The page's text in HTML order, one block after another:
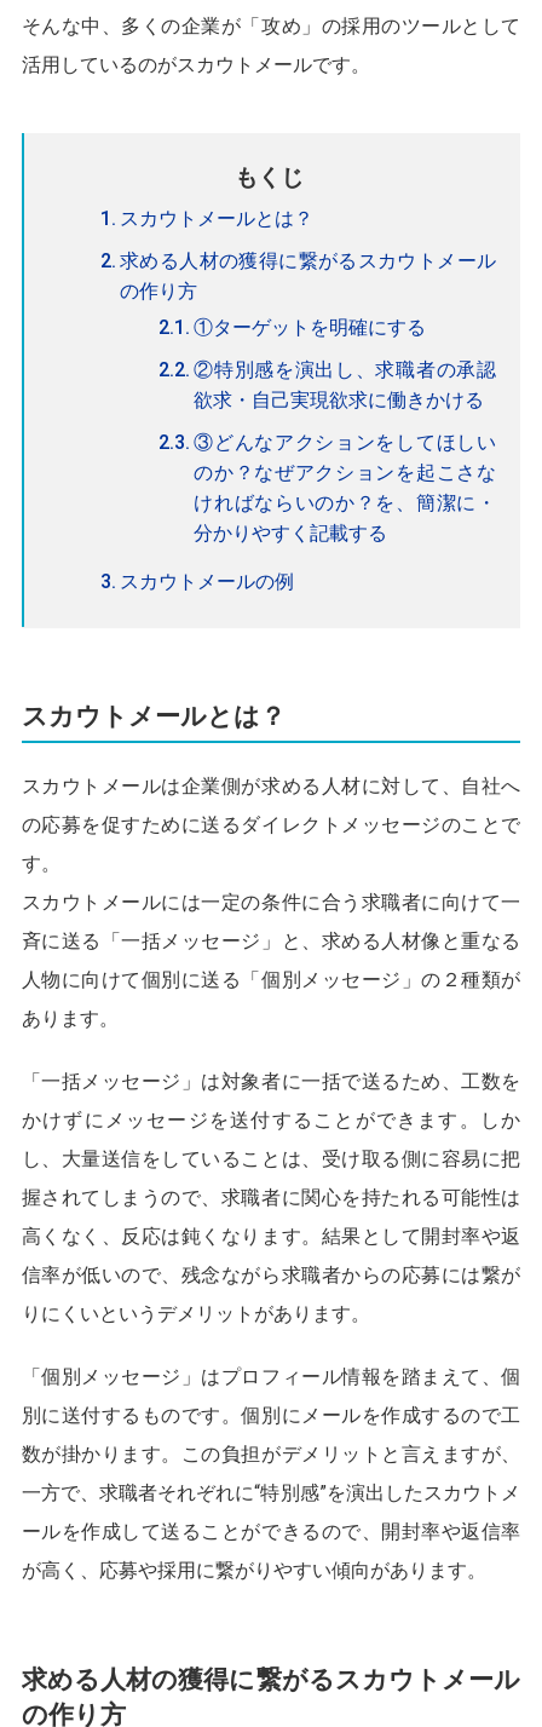
そんな中、多くの企業が「攻め」の採用のツールとして
活用しているのがスカウトメールです。
もくじ
スカウトメールとは？
求める人材の獲得に繋がるスカウトメール
の作り方
①ターゲットを明確にする
②特別感を演出し、求職者の承認
欲求・自己実現欲求に働きかける
③どんなアクションをしてほしい
のか？なぜアクションを起こさな
ければならいのか？を、簡潔に・
分かりやすく記載する
スカウトメールの例
スカウトメールとは？
スカウトメールは企業側が求める人材に対して、自社へ
の応募を促すために送るダイレクトメッセージのことで
す。
スカウトメールには一定の条件に合う求職者に向けて一
斉に送る「一括メッセージ」と、求める人材像と重なる
人物に向けて個別に送る「個別メッセージ」の２種類が
あります。
「一括メッセージ」は対象者に一括で送るため、工数を
かけずにメッセージを送付することができます。しか
し、大量送信をしていることは、受け取る側に容易に把
握されてしまうので、求職者に関心を持たれる可能性は
高くなく、反応は鈍くなります。結果として開封率や返
信率が低いので、残念ながら求職者からの応募には繋が
りにくいというデメリットがあります。
「個別メッセージ」はプロフィール情報を踏まえて、個
別に送付するものです。個別にメールを作成するので工
数が掛かります。この負担がデメリットと言えますが、
一方で、求職者それぞれに“特別感”を演出したスカウトメ
ールを作成して送ることができるので、開封率や返信率
が高く、応募や採用に繋がりやすい傾向があります。
求める人材の獲得に繋がるスカウトメール
の作り方